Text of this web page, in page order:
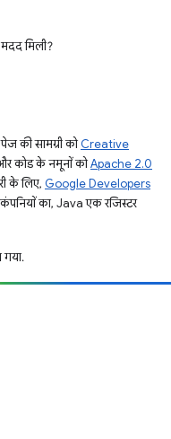
मिली?
की सामग्री कोCreative
कोड के नमूनों कोApache 2.0
के लिए, Google Developers
का, Java एक रजिस्टर
गया.